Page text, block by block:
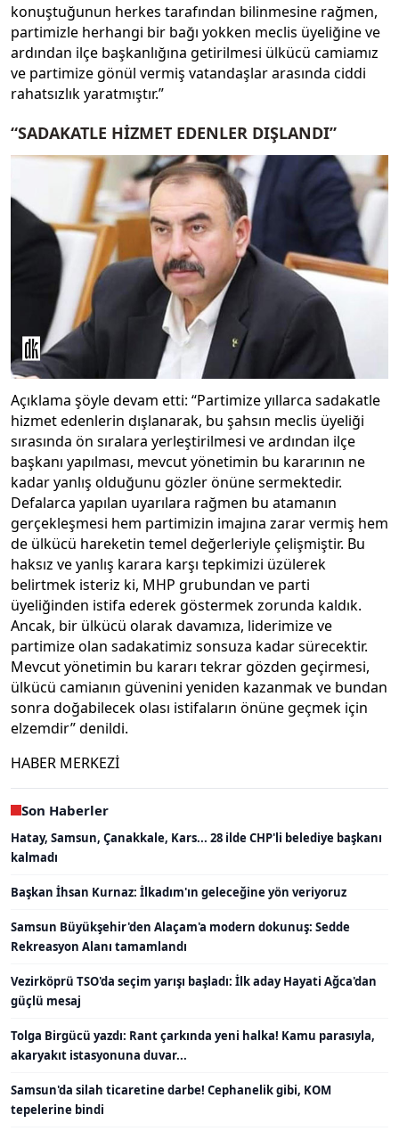
konuştuğunun herkes tarafından bilinmesine rağmen,
partimizle herhangi bir bağı yokken meclis üyeliğine ve
ardından ilçe başkanlığına getirilmesi ülkücü camiamız
ve partimize gönül vermiş vatandaşlar arasında ciddi
rahatsızlık yaratmıştır.”
“SADAKATLE HİZMET EDENLER DIŞLANDI”
Açıklama şöyle devam etti: “Partimize yıllarca sadakatle
hizmet edenlerin dışlanarak, bu şahsın meclis üyeliği
sırasında ön sıralara yerleştirilmesi ve ardından ilçe
başkanı yapılması, mevcut yönetimin bu kararının ne
kadar yanlış olduğunu gözler önüne sermektedir.
Defalarca yapılan uyarılara rağmen bu atamanın
gerçekleşmesi hem partimizin imajına zarar vermiş hem
de ülkücü hareketin temel değerleriyle çelişmiştir. Bu
haksız ve yanlış karara karşı tepkimizi üzülerek
belirtmek isteriz ki, MHP grubundan ve parti
üyeliğinden istifa ederek göstermek zorunda kaldık.
Ancak, bir ülkücü olarak davamıza, liderimize ve
partimize olan sadakatimiz sonsuza kadar sürecektir.
Mevcut yönetimin bu kararı tekrar gözden geçirmesi,
ülkücü camianın güvenini yeniden kazanmak ve bundan
sonra doğabilecek olası istifaların önüne geçmek için
elzemdir” denildi.
HABER MERKEZİ
Son Haberler
Hatay, Samsun, Çanakkale, Kars... 28 ilde CHP'li belediye başkanı
kalmadı
Başkan İhsan Kurnaz: İlkadım'ın geleceğine yön veriyoruz
Samsun Büyükşehir'den Alaçam'a modern dokunuş: Sedde
Rekreasyon Alanı tamamlandı
Vezirköprü TSO'da seçim yarışı başladı: İlk aday Hayati Ağca'dan
güçlü mesaj
Tolga Birgücü yazdı: Rant çarkında yeni halka! Kamu parasıyla,
akaryakıt istasyonuna duvar...
Samsun'da silah ticaretine darbe! Cephanelik gibi, KOM
tepelerine bindi